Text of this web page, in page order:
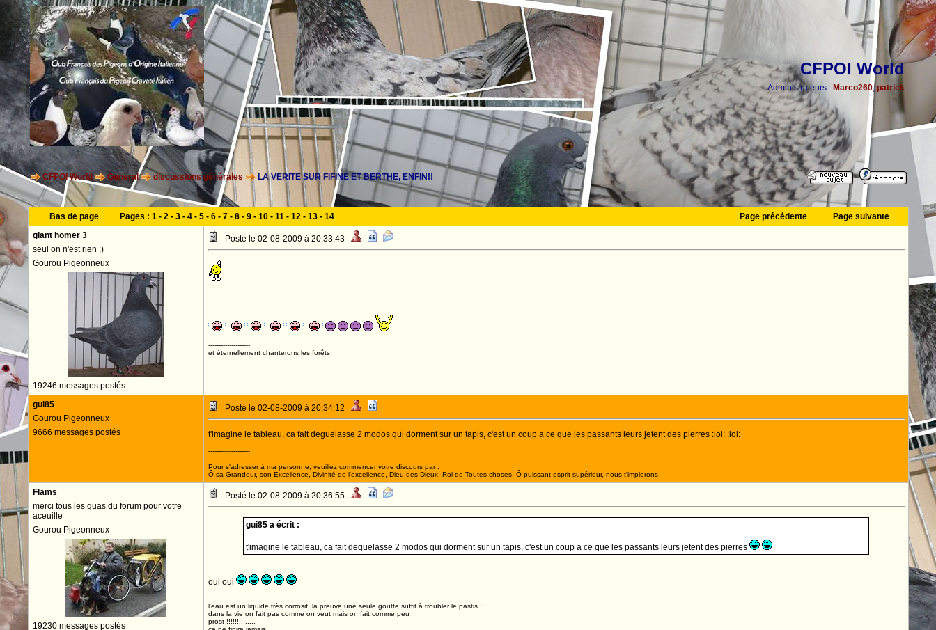
CFPOI World
Administrateurs : Marco260, patrick
CFPOI World General discussions générales LA VERITE SUR FIFINE ET BERTHE, ENFIN!!
Bas de page Pages : 1- 2- 3- 4- 5- 6- 7- 8- 9- 10- 11- 12- 13- 14 Page précédente
Page suivante
giant homer 3
seul on n'est rien ;)
Gourou Pigeonneux
19246 messages postés
Posté le 02-08-2009 à 20:33:43
--------------------
et éternellement chanterons les forêts
gui85
Gourou Pigeonneux
9666 messages postés
Posté le 02-08-2009 à 20:34:12
t'imagine le tableau, ca fait deguelasse 2 modos qui dorment sur un tapis, c'est un coup a ce que les passants leurs jetent des pierres :lol: :lol:
--------------------
Pour s'adresser à ma personne, veuillez commencer votre discours par :
Ô sa Grandeur, son Excellence, Divinité de l'excellence, Dieu des Dieux, Roi de Toutes choses, Ô puissant esprit supérieur, nous t'implorons
Flams
merci tous les guas du forum pour votre
aceuille
Gourou Pigeonneux
19230 messages postés
Posté le 02-08-2009 à 20:36:55
gui85 a écrit :
t'imagine le tableau, ca fait deguelasse 2 modos qui dorment sur un tapis, c'est un coup a ce que les passants leurs jetent des pierres
oui oui
--------------------
l'eau est un liquide très corrosif ,la preuve une seule goutte suffit à troubler le pastis !!!
dans la vie on fait pas comme on veut mais on fait comme peu
prost !!!!!!!! .....